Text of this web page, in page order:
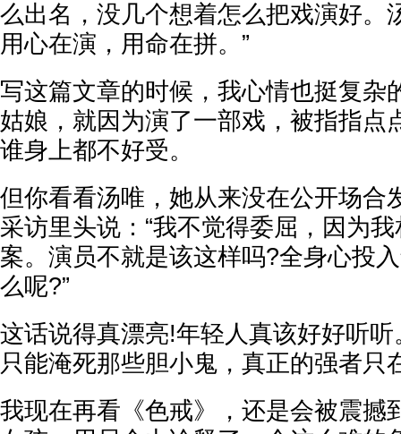
么出名，没几个想着怎么把戏演好。
用心在演，用命在拼。”
写这篇文章的时候，我心情也挺复杂
姑娘，就因为演了一部戏，被指指点
谁身上都不好受。
但你看看汤唯，她从来没在公开场合
采访里头说：“我不觉得委屈，因为
案。演员不就是该这样吗?全身心投
么呢?”
这话说得真漂亮!年轻人真该好好听
只能淹死那些胆小鬼，真正的强者只
我现在再看《色戒》，还是会被震撼